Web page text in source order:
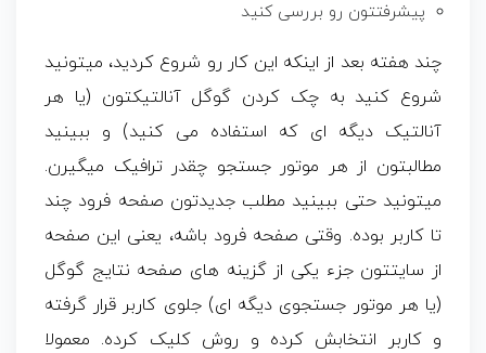
پیشرفتتون رو بررسی کنید
چند هفته بعد از اینکه این کار رو شروع کردید، میتونید
شروع کنید به چک کردن گوگل آنالتیکتون (یا هر
آنالتیک دیگه ای که استفاده می کنید) و ببینید
مطالبتون از هر موتور جستجو چقدر ترافیک میگیرن.
میتونید حتی ببینید مطلب جدیدتون صفحه فرود چند
تا کاربر بوده. وقتی صفحه فرود باشه، یعنی این صفحه
از سایتتون جزء یکی از گزینه های صفحه نتایج گوگل
(یا هر موتور جستجوی دیگه ای) جلوی کاربر قرار گرفته
و کاربر انتخابش کرده و روش کلیک کرده. معمولا